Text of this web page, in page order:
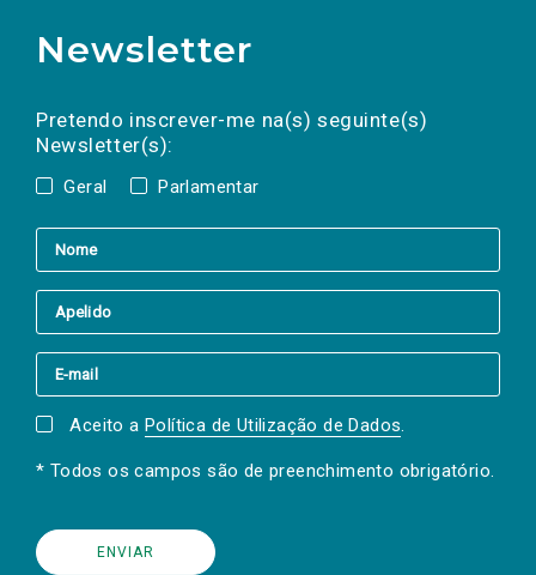
Newsletter
Pretendo inscrever-me na(s) seguinte(s)
Newsletter(s):
Geral Parlamentar
a(s) newsletter(s).
mail
Aceito a Política de Utilização de Dados.
* Todos os campos são de preenchimento obrigatório.